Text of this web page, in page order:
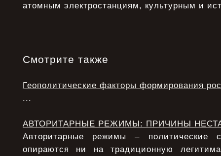
атомным электростанциям, культурным и
Смотрите также
Геополитические факторы формирования
...
АВТОРИТАРНЫЕ РЕЖИМЫ: ПРИЧИНЫ
Авторитарные режимы – политические
опираются ни на традиционную